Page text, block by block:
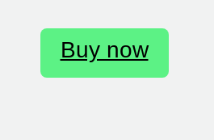
Buy now